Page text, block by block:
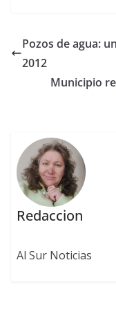
Pozos de agua:
2012
Municipio
Redaccion
Al Sur Noticias